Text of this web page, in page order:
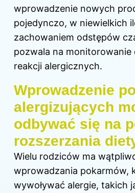
wprowadzenie nowych
pojedynczo, w niewielkich
zachowaniem odstępów
pozwala na monitorowanie
reakcji alergicznych.
Wprowadzenie
alergizujących
odbywać się na
rozszerzania
Wielu rodziców ma
wprowadzania pokarmów,
wywoływać alergie, takich